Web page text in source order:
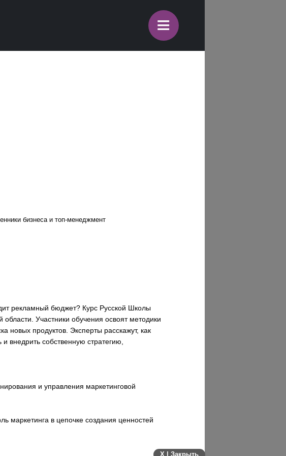
≡
бизнеса и топ-менеджмент
рекламный бюджет? Курс Русской Школы
Участники обучения освоят методики
новых продуктов. Эксперты расскажут, как
внедрить собственную стратегию,
и управления маркетинговой
маркетинга в цепочке создания ценностей
X | Закрыть